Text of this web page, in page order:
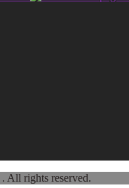
. All rights reserved.